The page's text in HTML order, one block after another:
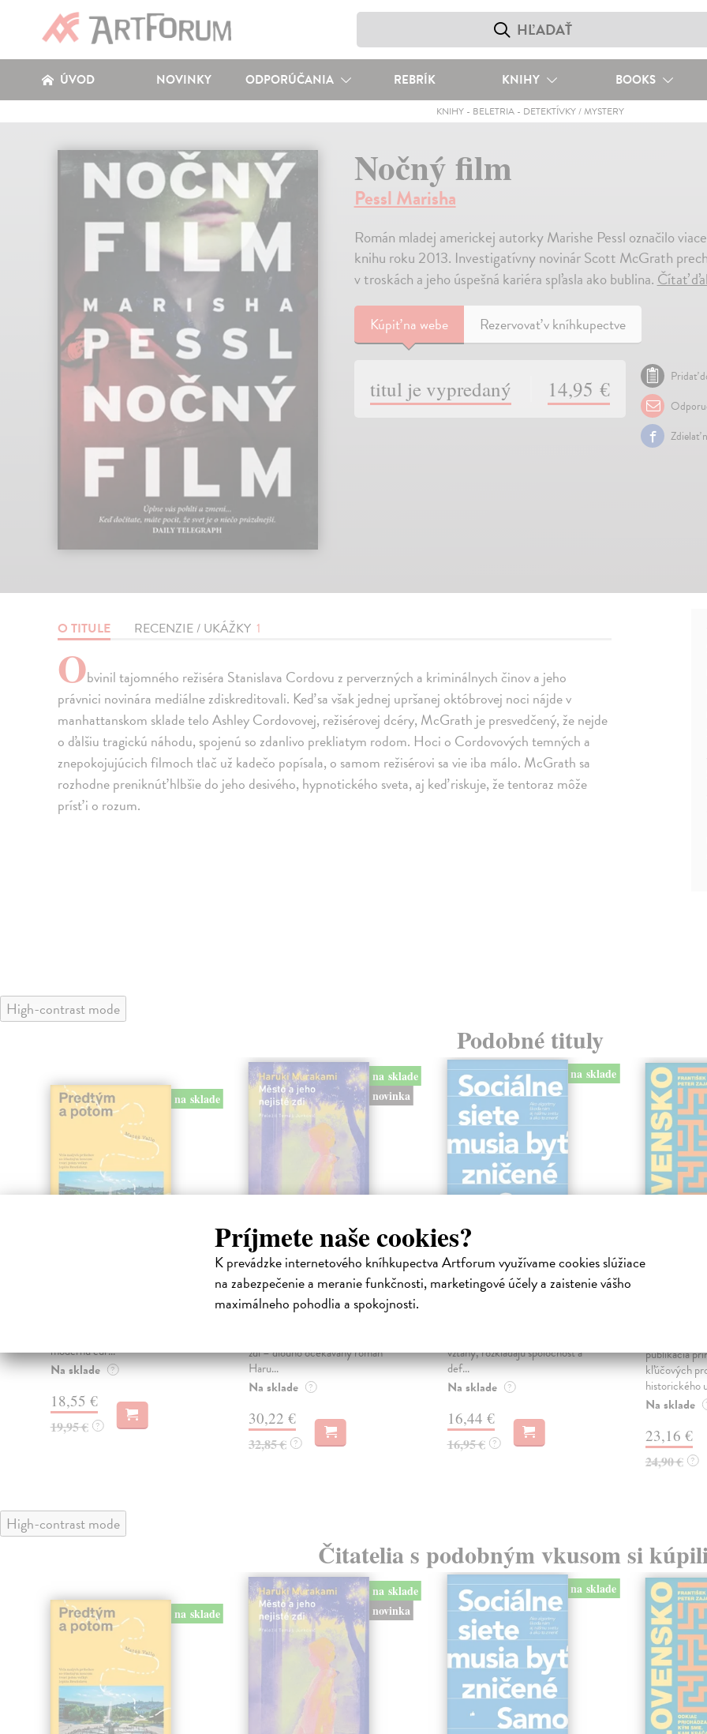
Príjmete naše cookies?
K prevádzke internetového kníhkupectva Artforum využívame cookies slúžiace
na zabezpečenie a meranie funkčnosti, marketingové účely a zaistenie vášho
maximálneho pohodlia a spokojnosti.
ÚVOD NOVINKY ODPORÚČANIA REBRÍK KNIHY BOOKS
KNIHY- BELETRIA- DETEKTÍVKY / MYSTERY
Nočný film
Pessl Marisha
Román mladej americkej autorky Marishe Pessl označilo
knihu roku 2013. Investigatívny novinár Scott McGrath
v troskách a jeho úspešná kariéra spľasla ako bublina.Čítať
Kúpiťna webe Rezervovať v kníhkupectve
titul je vypredaný 14,95 €
Pridať
Zdielať
O TITULE RECENZIE / UKÁŽKY 1
Obvinil tajomného režiséra Stanislava Cordovu z perverzných a kriminálnych činov a jeho
právnici novinára mediálne zdiskreditovali. Keď sa však jednej upršanej októbrovej noci nájde v
manhattanskom sklade telo Ashley Cordovovej, režisérovej dcéry, McGrath je presvedčený, že nejde
o ďalšiu tragickú náhodu, spojenú so zdanlivo prekliatym rodom. Hoci o Cordovových temných a
znepokojujúcich filmoch tlač už kadečo popísala, o samom režisérovi sa vie iba málo. McGrath sa
rozhodne preniknúť hlbšie do jeho desivého, hypnotického sveta, aj keď riskuje, že tentoraz môže
prísť i o rozum.
High-contrast mode
Podobné tituly
na sklade
modernú eur...
Na sklade ?
18,55 €
19,95 € ?
na sklade
novinka
Město a jeho nejisté
zdi
Murakami Haruki| Kniha
zdi – dlouho očekávaný román
Haru...
Na sklade ?
30,22 €
32,85 € ?
na sklade
Sociálne siete musia
byť zničené
vzťahy, rozkladajú spoločnosť a
def...
Na sklade ?
16,44 €
16,95 € ?
sme.
publikácia
kľúčových
historického
Na sklade
23,16 €
24,90 € ?
High-contrast mode
Čitatelia s podobným vkusom si
na sklade
na sklade
novinka
na sklade